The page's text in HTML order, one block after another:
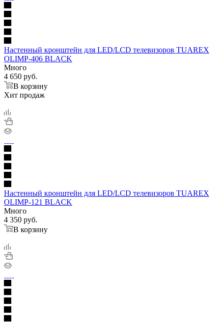
Настенный кронштейн для LED/LCD телевизоров TUAREX
OLIMP-406 BLACK
Много
4 650 руб.
В корзину
Хит продаж
Настенный кронштейн для LED/LCD телевизоров TUAREX
OLIMP-121 BLACK
Много
4 350 руб.
В корзину